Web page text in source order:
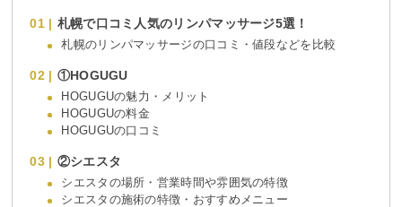
札幌で口コミ人気のリンパマッサージ5選！
札幌のリンパマッサージの口コミ・値段などを比較
①HOGUGU
HOGUGUの魅力・メリット
HOGUGUの料金
HOGUGUの口コミ
②シエスタ
シエスタの場所・営業時間や雰囲気の特徴
シエスタの施術の特徴・おすすめメニュー